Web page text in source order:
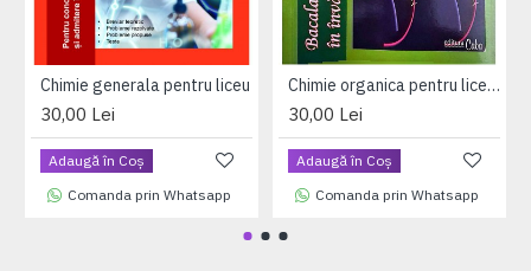
Chimie generala pentru liceu
30,00 Lei
Adaugă în Coş
Comanda prin Whatsapp
Chimie organica pentru liceu - scheme de reactie, probleme propuse si rezolvate, aplicatii practice, teste grila
30,00 Lei
Adaugă în Coş
Comanda prin Whatsapp